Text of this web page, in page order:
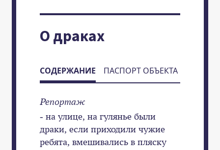
О драках
СОДЕРЖАНИЕ ПАСПОРТ ОБЪЕКТА
Репортаж
- на улице, на гулянье были
драки, если приходили чужие
ребята, вмешивались в пляску